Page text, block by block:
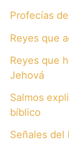
Profecías
Reyes que
Reyes que
Jehová
Salmos
bíblico
Señales del